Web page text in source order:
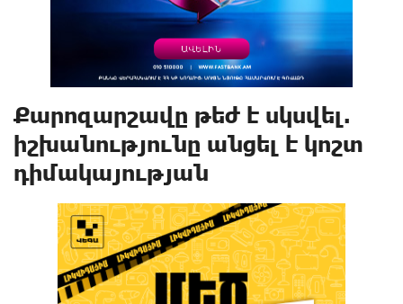
Քարոզարշավը թեժ է սկսվել.
իշխանությունը անցել է կոշտ
դիմակայության